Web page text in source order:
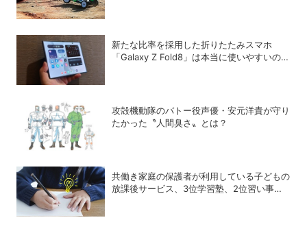
新たな比率を採用した折りたたみスマホ
「Galaxy Z Fold8」は本当に使いやすいの
攻殻機動隊のバトー役声優・安元洋貴が守り
たかった〝人間臭さ〟とは？
共働き家庭の保護者が利用している子どもの
放課後サービス、3位学習塾、2位習い事、1